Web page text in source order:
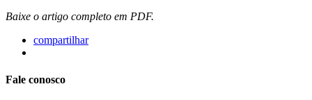
Baixe o artigo completo em PDF.
compartilhar
Fale conosco